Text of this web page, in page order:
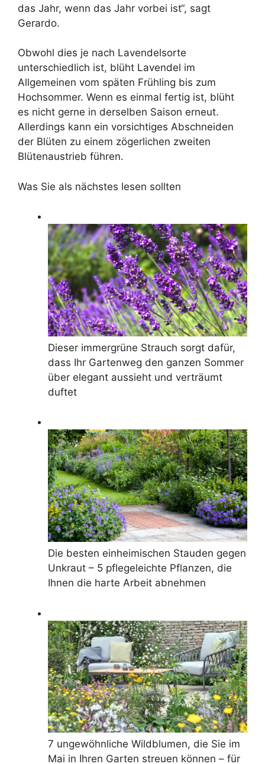
das Jahr, wenn das Jahr vorbei ist“, sagt
Gerardo.
Obwohl dies je nach Lavendelsorte
unterschiedlich ist, blüht Lavendel im
Allgemeinen vom späten Frühling bis zum
Hochsommer. Wenn es einmal fertig ist, blüht
es nicht gerne in derselben Saison erneut.
Allerdings kann ein vorsichtiges Abschneiden
der Blüten zu einem zögerlichen zweiten
Blütenaustrieb führen.
Was Sie als nächstes lesen sollten
Dieser immergrüne Strauch sorgt dafür,
dass Ihr Gartenweg den ganzen Sommer
über elegant aussieht und verträumt
duftet
Die besten einheimischen Stauden gegen
Unkraut – 5 pflegeleichte Pflanzen, die
Ihnen die harte Arbeit abnehmen
7 ungewöhnliche Wildblumen, die Sie im
Mai in Ihren Garten streuen können – für